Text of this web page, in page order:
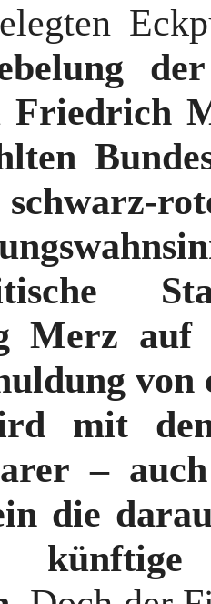
Friedrich
Merz auf
mit den
–
die